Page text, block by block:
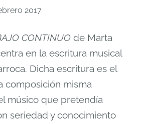
2017
CONTINUO de Marta
en la escritura musical
Dicha escritura es el
composición misma
músico que pretendía
seriedad y conocimiento